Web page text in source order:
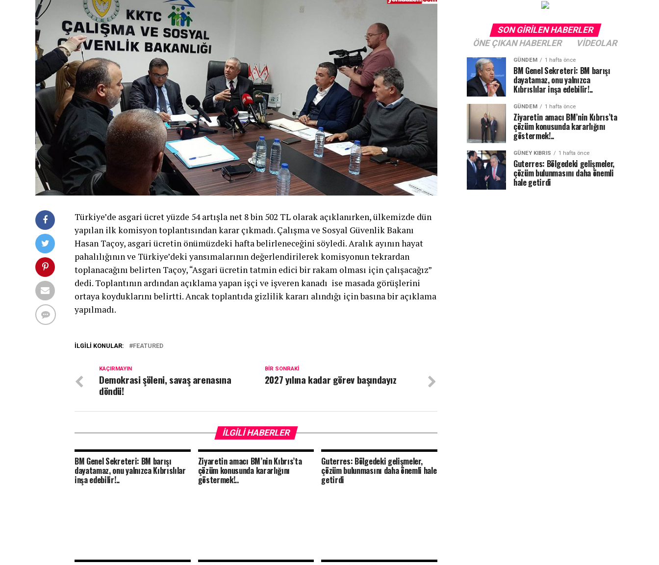
Türkiye’de asgari ücret yüzde 54 artışla net 8 bin 502 TL olarak açıklanırken, ülkemizde dün
yapılan ilk komisyon toplantısından karar çıkmadı. Çalışma ve Sosyal Güvenlik Bakanı
Hasan Taçoy, asgari ücretin önümüzdeki hafta belirleneceğini söyledi. Aralık ayının hayat
pahalılığının ve Türkiye’deki yansımalarının değerlendirilerek komisyonun tekrardan
toplanacağını belirten Taçoy, “Asgari ücretin tatmin edici bir rakam olması için çalışacağız”
dedi. Toplantının ardından açıklama yapan işçi ve işveren kanadı ise masada görüşlerini
ortaya koyduklarını belirtti. Ancak toplantıda gizlilik kararı alındığı için basına bir açıklama
yapılmadı.
İLGILI KONULAR: FEATURED
BIR SONRAKI
2027 yılına kadar görev başındayız
KAÇIRMAYIN
Demokrasi şöleni, savaş arenasına
döndü!
İLGILI HABERLER
BM Genel Sekreteri: BM barışı
dayatamaz, onu yalnızca Kıbrıslılar
inşa edebilir!..
Ziyaretin amacı BM’nin Kıbrıs’ta
çözüm konusunda kararlığını
göstermek!..
Guterres: Bölgedeki gelişmeler,
çözüm bulunmasını daha önemli hale
getirdi
SON GIRILEN HABERLER
ÖNE ÇIKAN HABERLER
VIDEOLAR
GÜNDEM 1 hafta önce
BM Genel Sekreteri: BM barışı
dayatamaz, onu yalnızca
Kıbrıslılar inşa edebilir!..
GÜNDEM 1 hafta önce
Ziyaretin amacı BM’nin Kıbrıs’ta
çözüm konusunda kararlığını
göstermek!..
GÜNEY KIBRIS 1 hafta önce
Guterres: Bölgedeki gelişmeler,
çözüm bulunmasını daha önemli
hale getirdi